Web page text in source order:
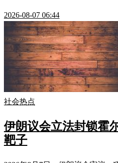
2026-08-07 06:44
社会热点
伊朗议会立法封锁霍
靶子